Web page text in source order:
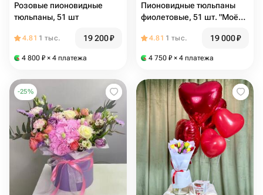
Розовые пионовидные
тюльпаны, 51 шт
4.81 1 тыс. 19 200₽
4 800 ₽ × 4 платежа
Пионовидные тюльпаны
фиолетовые, 51 шт. "Моё
4.81 1 тыс. 19 000₽
4 750 ₽ × 4 платежа
-25%